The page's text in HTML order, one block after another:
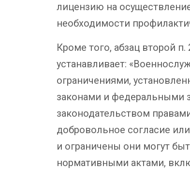
лицензию на
необходимости
Кроме того, абзац второй
устанавливает:
ограничениями,
законами и федеральными
законодательством
добровольное согласие
и ограничены они могут
нормативными актами,